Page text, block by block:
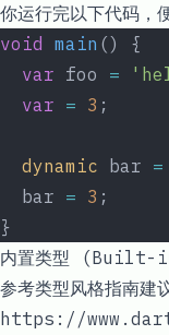
你运行完以下代码，
void main () {
  var
foo =
  var
= 3 ;
  dynamic
bar =
  bar
= 3 ;
}
内置类型 (Built-
参考类型风格指南建
https://